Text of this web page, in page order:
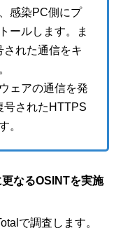
感染PC側にプ
ールします。ま
れた通信をキ
ェアの通信を発
号されたHTTPS
。
なるOSINTを実施
で調査します。